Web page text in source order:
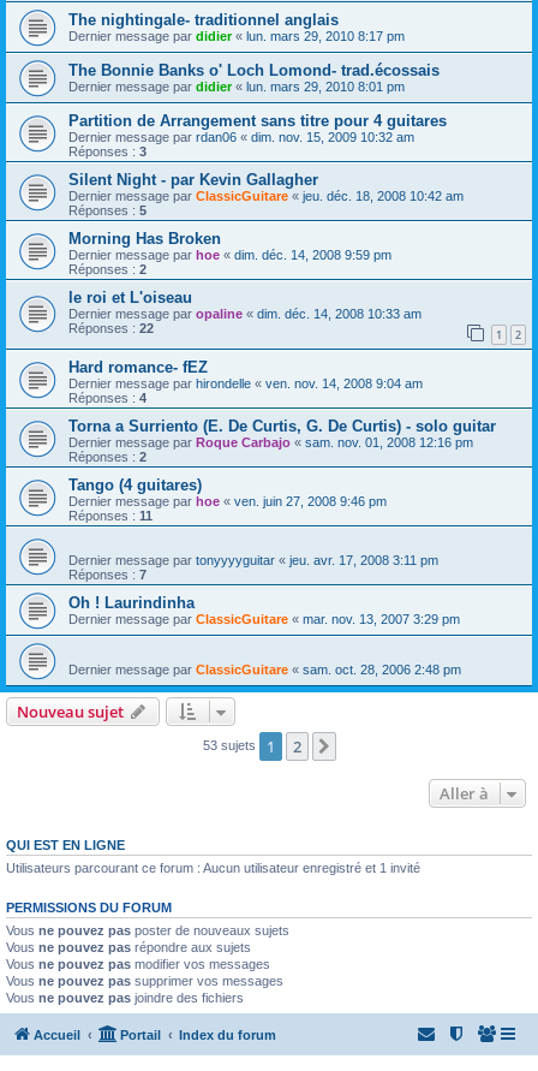
The nightingale- traditionnel anglais
Dernier message par didier« lun. mars 29, 2010 8:17 pm
The Bonnie Banks o' Loch Lomond- trad.écossais
Dernier message par didier« lun. mars 29, 2010 8:01 pm
Partition de Arrangement sans titre pour 4 guitares
Dernier message par rdan06 « dim. nov. 15, 2009 10:32 am
Réponses : 3
Silent Night - par Kevin Gallagher
Dernier message par ClassicGuitare « jeu. déc. 18, 2008 10:42 am
Réponses : 5
Morning Has Broken
Dernier message par hoe « dim. déc. 14, 2008 9:59 pm
Réponses : 2
le roi et L'oiseau
Dernier message par opaline « dim. déc. 14, 2008 10:33 am
Réponses : 22 1 2
Hard romance- fEZ
Dernier message par hirondelle « ven. nov. 14, 2008 9:04 am
Réponses : 4
Torna a Surriento (E. De Curtis, G. De Curtis) - solo guitar
Dernier message par Roque Carbajo « sam. nov. 01, 2008 12:16 pm
Réponses : 2
Tango (4 guitares)
Dernier message par hoe « ven. juin 27, 2008 9:46 pm
Réponses : 11
Dernier message par tonyyyyguitar « jeu. avr. 17, 2008 3:11 pm
Réponses : 7
Oh ! Laurindinha
Dernier message par ClassicGuitare « mar. nov. 13, 2007 3:29 pm
Dernier message par ClassicGuitare « sam. oct. 28, 2006 2:48 pm
Nouveau sujet
53 sujets 1 2
Aller à
QUI EST EN LIGNE
Utilisateurs parcourant ce forum : Aucun utilisateur enregistré et 1 invité
PERMISSIONS DU FORUM
Vous ne pouvez pas poster de nouveaux sujets
Vous ne pouvez pas répondre aux sujets
Vous ne pouvez pas modifier vos messages
Vous ne pouvez pas supprimer vos messages
Vous ne pouvez pas joindre des fichiers
Accueil Portail Index du forum